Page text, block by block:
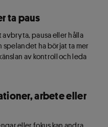
ta paus​
avbryta, pausa eller hålla
spelandet ha börjat ta mer
av kontroll och leda
arbete eller